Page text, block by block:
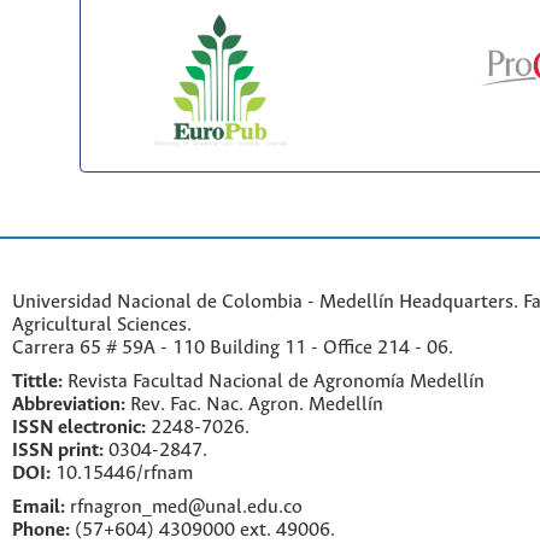
Universidad Nacional de Colombia - Medellín Headquarters.
Agricultural Sciences.
Carrera 65 # 59A - 110 Building 11 - Office 214 - 06.
Tittle: Revista Facultad Nacional de Agronomía Medellín
Abbreviation: Rev. Fac. Nac. Agron. Medellín
ISSN electronic: 2248-7026.
ISSN print: 0304-2847.
DOI: 10.15446/rfnam
Email: rfnagron_med@unal.edu.co
Phone: (57+604) 4309000 ext. 49006.